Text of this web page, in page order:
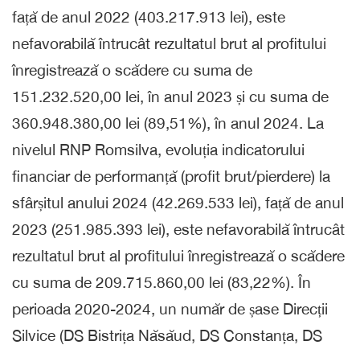
față de anul 2022 (403.217.913 lei), este
nefavorabilă întrucât rezultatul brut al profitului
înregistrează o scădere cu suma de
151.232.520,00 lei, în anul 2023 și cu suma de
360.948.380,00 lei (89,51%), în anul 2024. La
nivelul RNP Romsilva, evoluția indicatorului
financiar de performanță (profit brut/pierdere) la
sfârșitul anului 2024 (42.269.533 lei), față de anul
2023 (251.985.393 lei), este nefavorabilă întrucât
rezultatul brut al profitului înregistrează o scădere
cu suma de 209.715.860,00 lei (83,22%). În
perioada 2020-2024, un număr de șase Direcții
Silvice (DS Bistrița Năsăud, DS Constanța, DS